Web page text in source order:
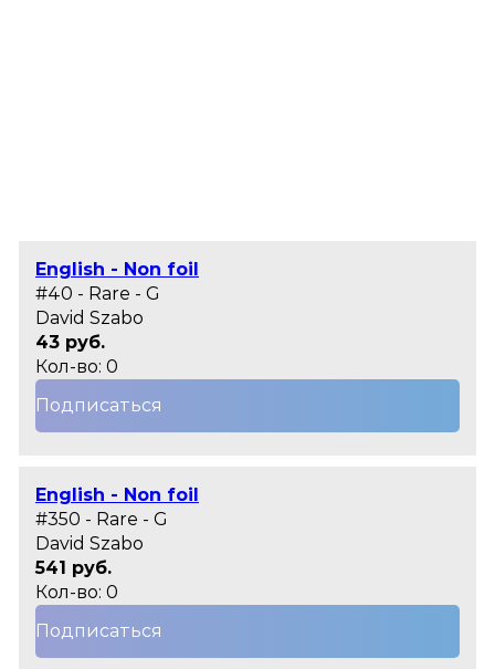
English - Non foil
#40 - Rare - G
David Szabo
43 руб.
Кол-во: 0
Подписаться
English - Non foil
#350 - Rare - G
David Szabo
541 руб.
Кол-во: 0
Подписаться